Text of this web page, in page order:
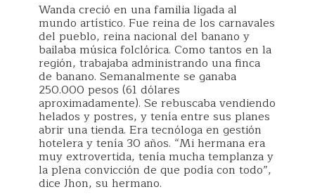
Wanda creció en una familia ligada al
mundo artístico. Fue reina de los carnavales
del pueblo, reina nacional del banano y
bailaba música folclórica. Como tantos en la
región, trabajaba administrando una finca
de banano. Semanalmente se ganaba
250.000 pesos (61 dólares
aproximadamente). Se rebuscaba vendiendo
helados y postres, y tenía entre sus planes
abrir una tienda. Era tecnóloga en gestión
hotelera y tenía 30 años. “Mi hermana era
muy extrovertida, tenía mucha templanza y
la plena convicción de que podía con todo”,
dice Jhon, su hermano.